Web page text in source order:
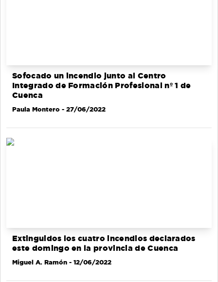
Sofocado un incendio junto al Centro
Integrado de Formación Profesional nº 1 de
Cuenca
Paula Montero - 27/06/2022
Extinguidos los cuatro incendios declarados
este domingo en la provincia de Cuenca
Miguel A. Ramón - 12/06/2022